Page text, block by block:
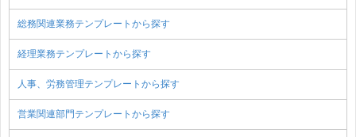
総務関連業務テンプレートから探す
経理業務テンプレートから探す
人事、労務管理テンプレートから探す
営業関連部門テンプレートから探す